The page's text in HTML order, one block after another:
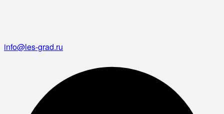
info@les-grad.ru